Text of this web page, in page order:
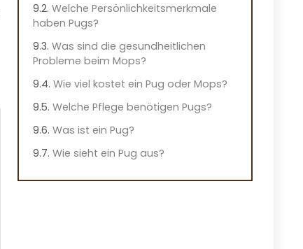
Welche Persönlichkeitsmerkmale
haben Pugs?
Was sind die gesundheitlichen
Probleme beim Mops?
Wie viel kostet ein Pug oder Mops?
Welche Pflege benötigen Pugs?
Was ist ein Pug?
Wie sieht ein Pug aus?